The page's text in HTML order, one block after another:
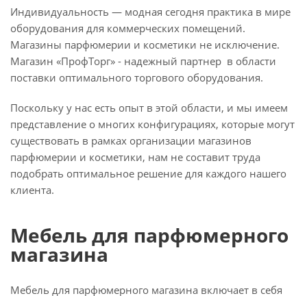
Индивидуальность — модная сегодня практика в мире
оборудования для коммерческих помещений.
Магазины парфюмерии и косметики не исключение.
Магазин «ПрофТорг» - надежный партнер в области
поставки оптимального торгового оборудования.
Поскольку у нас есть опыт в этой области, и мы имеем
представление о многих конфигурациях, которые могут
существовать в рамках организации магазинов
парфюмерии и косметики, нам не составит труда
подобрать оптимальное решение для каждого нашего
клиента.
Мебель для парфюмерного
магазина
Мебель для парфюмерного магазина включает в себя